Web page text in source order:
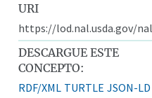
URI
https://lod.nal.usda.gov/
DESCARGUE ESTE
CONCEPTO:
RDF/XML TURTLE JSON-LD